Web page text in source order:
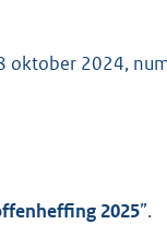
oktober 2024,
2025”.